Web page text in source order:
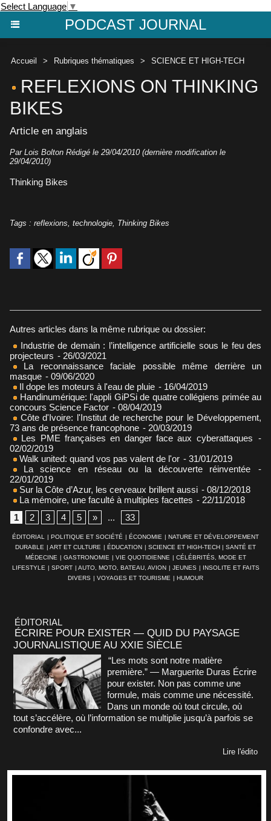
Select Language ▼
PODCAST JOURNAL
Accueil > Rubriques thématiques > SCIENCE ET HIGH-TECH
REFLEXIONS ON THINKING
BIKES
Article en anglais
Par Lois Bolton Rédigé le 29/04/2010 (dernière modification le
29/04/2010)
Thinking Bikes
Tags : reflexions technologie Thinking Bikes
Autres articles dans la même rubrique ou dossier:
Industrie de demain : l’intelligence artificielle sous le feu des
projecteurs - 26/03/2021
La reconnaissance faciale possible même derrière un
masque - 09/06/2020
Il dope les moteurs à l'eau de pluie - 16/04/2019
Handinumérique: l'appli GiPSi de quatre collégiens primée au
concours Science Factor - 08/04/2019
Côte d'Ivoire: l'Institut de recherche pour le Développement,
73 ans de présence francophone - 20/03/2019
Les PME françaises en danger face aux cyberattaques -
02/02/2019
Walk united: quand vos pas valent de l'or - 31/01/2019
La science en réseau ou la découverte réinventée
-
22/01/2019
Sur la Côte d’Azur, les cerveaux brillent aussi - 08/12/2018
La mémoire, une faculté à multiples facettes - 22/11/2018
1
2 3 4 5 » ... 33
ÉDITORIAL | POLITIQUE ET SOCIÉTÉ | ÉCONOMIE | NATURE ET DÉVELOPPEMENT
DURABLE | ART ET CULTURE | ÉDUCATION | SCIENCE ET HIGH-TECH | SANTÉ ET
MÉDECINE | GASTRONOMIE | VIE QUOTIDIENNE | CÉLÉBRITÉS, MODE ET
LIFESTYLE | SPORT | AUTO, MOTO, BATEAU, AVION | JEUNES | INSOLITE ET FAITS
DIVERS | VOYAGES ET TOURISME | HUMOUR
ÉDITORIAL
ÉCRIRE POUR EXISTER — QUID DU PAYSAGE
JOURNALISTIQUE AU XXIE SIÈCLE
“Les mots sont notre matière
première.” — Marguerite Duras Écrire
pour exister. Non pas comme une
formule, mais comme une nécessité.
Dans un monde où tout circule, où
tout s’accélère, où l’information se multiplie jusqu’à parfois se
confondre avec...
Lire l'édito